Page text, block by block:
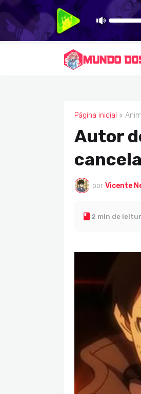
Página inicial
ANIMES
Autor
por Vicente
2 min de